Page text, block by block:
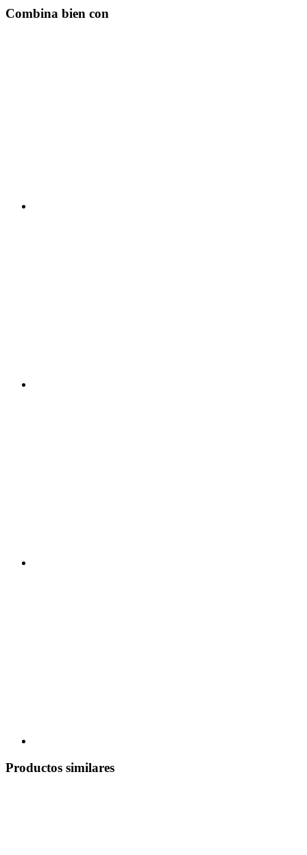
Combina bien con
Productos similares